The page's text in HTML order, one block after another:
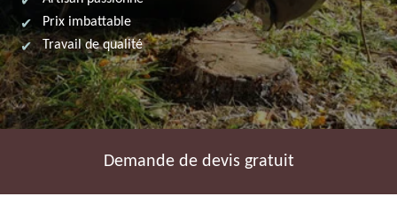
Prix imbattable
Travail de qualité
Demande de devis gratuit